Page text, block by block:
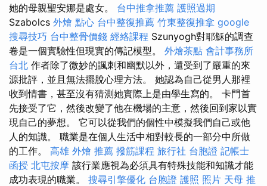
她的母親聖安娜是處女。 台中推拿推薦 護照過期
Szabolcs 外燴 點心 台中整復推薦 竹東整復推拿 google
搜尋技巧 台中整骨價錢 經絡課程 Szunyogh對耶穌的調查
卷是一個實驗性但現實的傳記模型。 外燴茶點 會計事務所
台北 作者除了微妙的諷刺和幽默以外，還受到了嚴重的來
源批評，並且無法擺脫心理方法。 她認為自己從男人那裡
收到情書，甚至沒有猜測她實際上是由學生寫的。 卡門首
先接受了它，然後改變了他在機場的主意，然後回到家以實
現自己的夢想。 它可以從我們的個性中模擬我們自己或他
人的知識。 職業是在個人生活中相對較長的一部分中所做
的工作。 高雄 外燴 推薦 撥筋課程 旅行社 台胞證 記帳士
函授 北屯按摩 該行業應視為必須具有特殊技能和知識才能
成功表現的職業。 搜尋引擎優化 台胞證 護照 照片 天母 推